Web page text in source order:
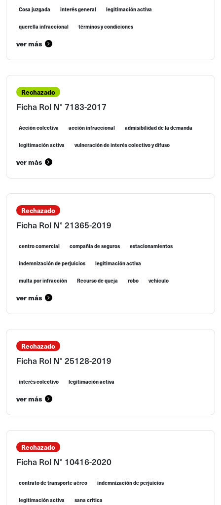
Cosa juzgada interés general legitimación activa
querella infraccional términos y condiciones
ver más
Rechazado
Ficha Rol N° 7183-2017
Acción colectiva acción infraccional admisibilidad de la demanda
legitimación activa vulneración de interés colectivo y difuso
ver más
Rechazado
Ficha Rol N° 21365-2019
centro comercial compañía de seguros estacionamientos
indemnización de perjuicios legitimación activa
multa por infracción Recurso de queja robo vehículo
ver más
Rechazado
Ficha Rol N° 25128-2019
interés colectivo legitimación activa
ver más
Rechazado
Ficha Rol N° 10416-2020
contrato de transporte aéreo indemnización de perjuicios
legitimación activa sana crítica